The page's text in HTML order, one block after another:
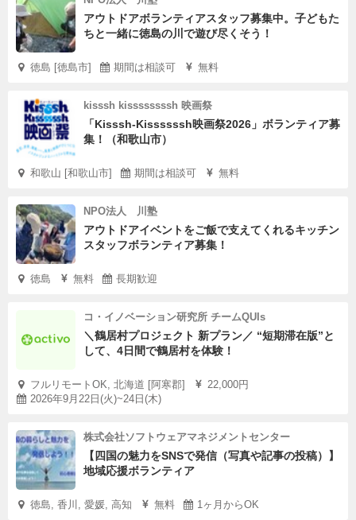
アウトドアボランティアスタッフ募集中。子どもた
ちと一緒に徳島の川で遊び尽くそう！
徳島 [徳島市] 期間は相談可 無料
kisssh kissssssssh 映画祭
「Kisssh-Kissssssh映画祭2026」ボランティア募
集！（和歌山市）
和歌山 [和歌山市] 期間は相談可 無料
NPO法人 川塾
アウトドアイベントをご飯で支えてくれるキッチン
スタッフボランティア募集！
徳島 無料 長期歓迎
コ・イノベーション研究所 チームQUIs
＼鶴居村プロジェクト 新プラン／ “短期滞在版”と
して、4日間で鶴居村を体験！
フルリモートOK, 北海道 [阿寒郡]
22,000円
2026年9月22日(火)~24日(木)
株式会社ソフトウェアマネジメントセンター
【四国の魅力をSNSで発信（写真や記事の投稿）】
地域応援ボランティア
徳島, 香川, 愛媛, 高知 無料 1ヶ月からOK